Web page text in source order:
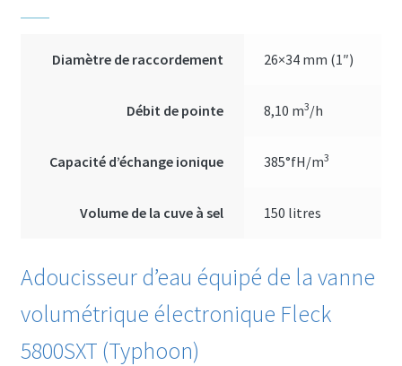
Diamètre de raccordement 26×34 mm (1″)
Débit de pointe 8,10 m3/h
Capacité d’échange ionique 385°fH/m3
Volume de la cuve à sel 150 litres
Adoucisseur d’eau équipé de la vanne
volumétrique électronique Fleck
5800SXT (Typhoon)